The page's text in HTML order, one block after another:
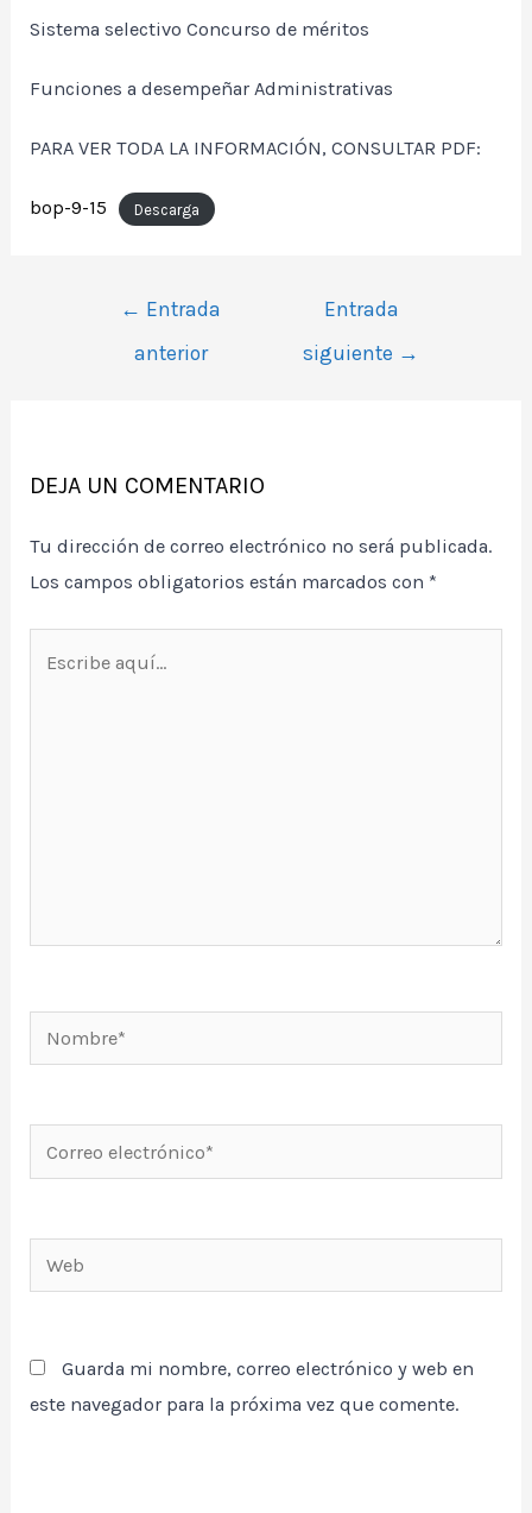
Sistema selectivo Concurso de méritos
Funciones a desempeñar Administrativas
PARA VER TODA LA INFORMACIÓN, CONSULTAR PDF:
bop-9-15 Descarga
Navegación
← Entrada
anterior
Entrada
siguiente →
DEJA UN COMENTARIO
Tu dirección de correo electrónico no será publicada.
Los campos obligatorios están marcados con *
Nombre*
electrónico*
Web
Guarda mi nombre, correo electrónico y web en
este navegador para la próxima vez que comente.